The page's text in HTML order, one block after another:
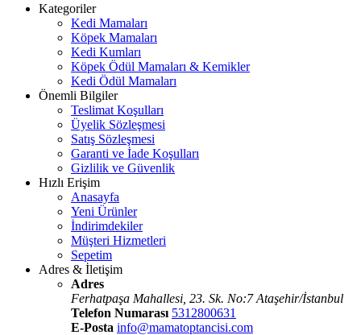
Kategoriler
Kedi Mamaları
Köpek Mamaları
Kedi Kumları
Köpek Ödül Mamaları & Kemikler
Kedi Ödül Mamaları
Önemli Bilgiler
Teslimat Koşulları
Üyelik Sözleşmesi
Satış Sözleşmesi
Garanti ve İade Koşulları
Gizlilik ve Güvenlik
Hızlı Erişim
Anasayfa
Yeni Ürünler
İndirimdekiler
Müşteri Hizmetleri
Sepetim
Adres & İletişim
Adres
Ferhatpaşa Mahallesi, 23. Sk. No:7 Ataşehir/İstanbul
Telefon Numarası 5312800631
E-Posta info@mamatoptancisi.com